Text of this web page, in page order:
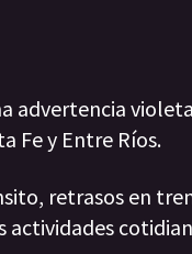
advertencia
Fe y Entre Ríos.
retrasos en
actividades